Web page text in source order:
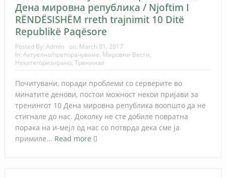
Дена мировна република / Njoftim I
RËNDËSISHËM rreth trajnimit 10 Ditë
Republikë Paqësore
Posted By: Admin on: March 01, 2017
In: Актуелно/препорачуваме, Мировни Вести,
Некатегоризирано, Тренинзи
Почитувани, поради проблеми со серверите во
минатите денови, постои можност некои пријави за
тренингот 10 Дена мировна република воопшто да не
стигнале до нас. Доколку не сте добиле повратна
порака на и-мејл од нас со потврда дека сме ја
примиле... Read more